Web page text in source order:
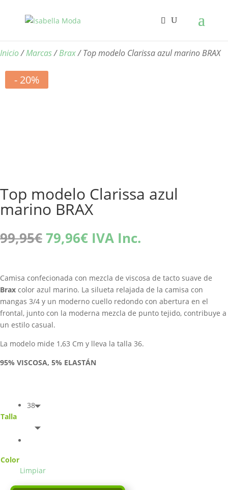
Inicio/Marcas/Brax/ Top modelo Clarissa azul marino BRAX
- 20%
Top modelo Clarissa azul
marino BRAX
99,95€El
precio
era:
99,95€.
79,96€El
precio
es:
79,96€.
IVA Inc.
Camisa confecionada con mezcla de viscosa de tacto suave de
Brax color azul marino. La silueta relajada de la camisa con
mangas 3/4 y un moderno cuello redondo con abertura en el
frontal, junto con la moderna mezcla de punto tejido, contribuye a
un estilo casual.
La modelo mide 1,63 Cm y lleva la talla 36.
95% VISCOSA, 5% ELASTÁN
Talla
38
Color
Limpiar